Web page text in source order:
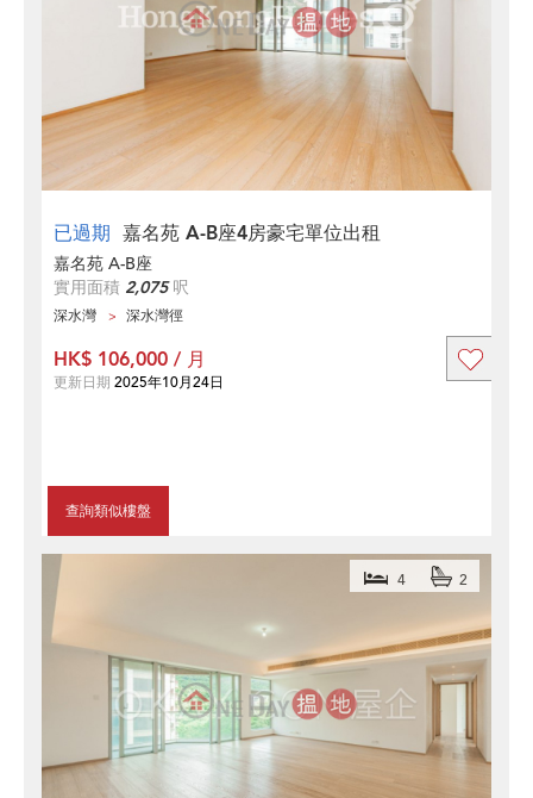
已過期 嘉名苑 A-B座4房豪宅單位出租
嘉名苑 A-B座
實用面積 2,075呎
深水灣 深水灣徑
查詢類似樓盤
HK$ 106,000 / 月
更新日期 2025年10月24日
4 2